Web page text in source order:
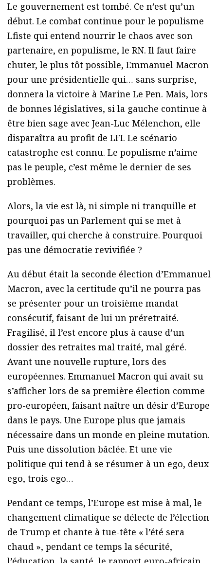
Le gouvernement est tombé. Ce n’est qu’un
début. Le combat continue pour le populisme
Lfiste qui entend nourrir le chaos avec son
partenaire, en populisme, le RN. Il faut faire
chuter, le plus tôt possible, Emmanuel Macron
pour une présidentielle qui… sans surprise,
donnera la victoire à Marine Le Pen. Mais, lors
de bonnes législatives, si la gauche continue à
être bien sage avec Jean-Luc Mélenchon, elle
disparaîtra au profit de LFI. Le scénario
catastrophe est connu. Le populisme n’aime
pas le peuple, c’est même le dernier de ses
problèmes.
Alors, la vie est là, ni simple ni tranquille et
pourquoi pas un Parlement qui se met à
travailler, qui cherche à construire. Pourquoi
pas une démocratie revivifiée ?
Au début était la seconde élection d’Emmanuel
Macron, avec la certitude qu’il ne pourra pas
se présenter pour un troisième mandat
consécutif, faisant de lui un préretraité.
Fragilisé, il l’est encore plus à cause d’un
dossier des retraites mal traité, mal géré.
Avant une nouvelle rupture, lors des
européennes. Emmanuel Macron qui avait su
s’afficher lors de sa première élection comme
pro-européen, faisant naître un désir d’Europe
dans le pays. Une Europe plus que jamais
nécessaire dans un monde en pleine mutation.
Puis une dissolution bâclée. Et une vie
politique qui tend à se résumer à un ego, deux
ego, trois ego…
Pendant ce temps, l’Europe est mise à mal, le
changement climatique se délecte de l’élection
de Trump et chante à tue-tête « l’été sera
chaud », pendant ce temps la sécurité,